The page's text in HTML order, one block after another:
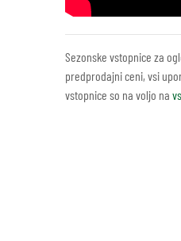
Sezonske vstopnice za
predprodajni ceni, vsi
vstopnice so na voljo na